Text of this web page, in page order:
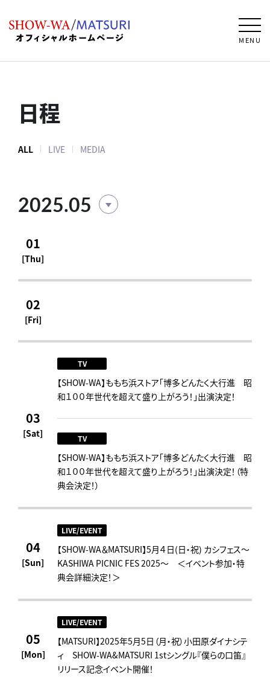
MENU
日程
ALL LIVE MEDIA
2025.05
01
[Thu]
02
[Fri]
03
[Sat]
TV
【SHOW-WA】ももち浜ストア「博多どんたく大行進 昭
和１００年世代を超えて盛り上がろう！」出演決定！
TV
【SHOW-WA】ももち浜ストア「博多どんたく大行進 昭
和１００年世代を超えて盛り上がろう！」出演決定！（特
典会決定！）
04
[Sun]
LIVE/EVENT
【SHOW-WA＆MATSURI】5月４日(日・祝) カシフェス～
KASHIWA PICNIC FES 2025～ ＜イベント参加・特
典会詳細決定！＞
05
[Mon]
LIVE/EVENT
【MATSURI】2025年5月5日（月・祝）小田原ダイナシテ
ィ SHOW-WA&MATSURI 1stシングル『僕らの口笛』
リリース記念イベント開催！